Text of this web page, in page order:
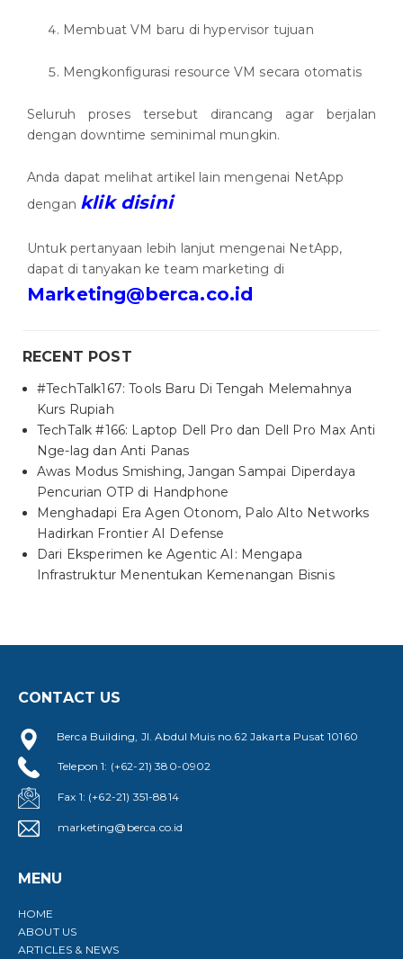
Membuat VM baru di hypervisor tujuan
Mengkonfigurasi resource VM secara otomatis
Seluruh proses tersebut dirancang agar berjalan
dengan downtime seminimal mungkin.
Anda dapat melihat artikel lain mengenai NetApp
dengan klik disini
Untuk pertanyaan lebih lanjut mengenai NetApp,
dapat di tanyakan ke team marketing di
Marketing@berca.co.id
RECENT POST
#TechTalk167: Tools Baru Di Tengah Melemahnya
Kurs Rupiah
TechTalk #166: Laptop Dell Pro dan Dell Pro Max Anti
Nge-lag dan Anti Panas
Awas Modus Smishing, Jangan Sampai Diperdaya
Pencurian OTP di Handphone
Menghadapi Era Agen Otonom, Palo Alto Networks
Hadirkan Frontier AI Defense
Dari Eksperimen ke Agentic AI: Mengapa
Infrastruktur Menentukan Kemenangan Bisnis
CONTACT US
Berca Building, Jl. Abdul Muis no.62 Jakarta Pusat 10160
Telepon 1: (+62-21) 380-0902
Fax 1: (+62-21) 351-8814
marketing@berca.co.id
MENU
HOME
ABOUT US
ARTICLES & NEWS